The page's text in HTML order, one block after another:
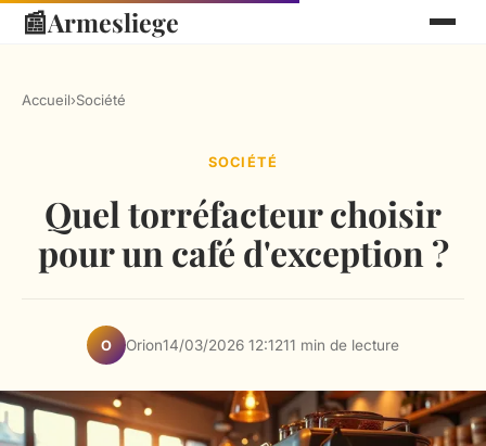
📰Armesliege
Accueil›Société
SOCIÉTÉ
Quel torréfacteur choisir
pour un café d'exception ?
O Orion14/03/2026 12:1211 min de lecture